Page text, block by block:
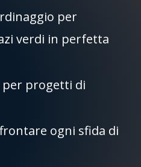
per
verdi in perfetta
progetti di
ogni sfida di